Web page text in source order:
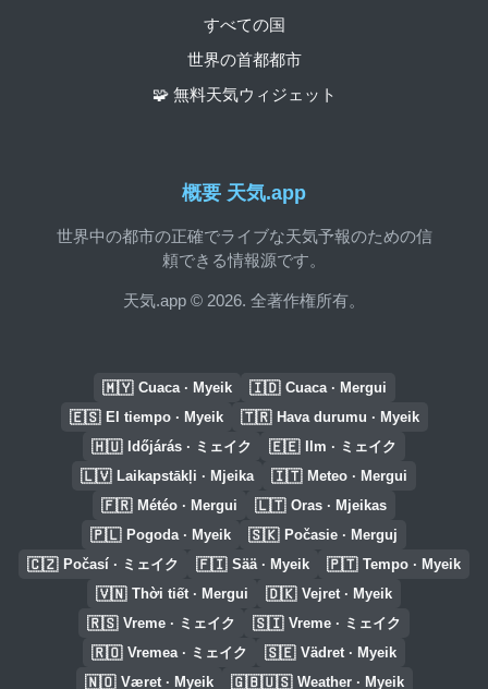
概要 天気.app
世界中の都市の正確でライブな天気予報のための信
頼できる情報源です。
天気.app © 2026. 全著作権所有。
すべての国
世界の首都都市
🧩 無料天気ウィジェット
🇲🇾 Cuaca · Myeik 🇮🇩 Cuaca · Mergui
🇪🇸 El tiempo · Myeik 🇹🇷 Hava durumu · Myeik
🇭🇺 Időjárás · ミェイク 🇪🇪 Ilm · ミェイク
🇱🇻 Laikapstākļi · Mjeika 🇮🇹 Meteo · Mergui
🇫🇷 Météo · Mergui 🇱🇹 Oras · Mjeikas
🇵🇱 Pogoda · Myeik 🇸🇰 Počasie · Merguj
🇨🇿 Počasí · ミェイク 🇫🇮 Sää · Myeik 🇵🇹 Tempo · Myeik
🇻🇳 Thời tiết · Mergui 🇩🇰 Vejret · Myeik
🇷🇸 Vreme · ミェイク 🇸🇮 Vreme · ミェイク
🇷🇴 Vremea · ミェイク 🇸🇪 Vädret · Myeik
🇳🇴 Været · Myeik 🇬🇧🇺🇸 Weather · Myeik